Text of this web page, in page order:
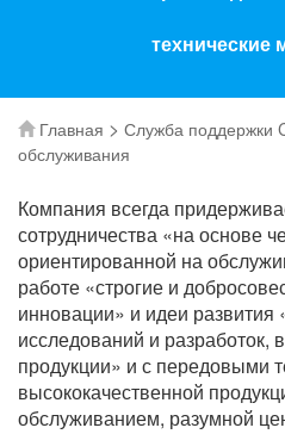
технические
Главная > Служба поддержки
обслуживания
Компания всегда
сотрудничества «на основе
ориентированной на
работе «строгие и
инновации» и идеи развития
исследований и разработок,
продукции» и с передовыми
высококачественной
обслуживанием, разумной